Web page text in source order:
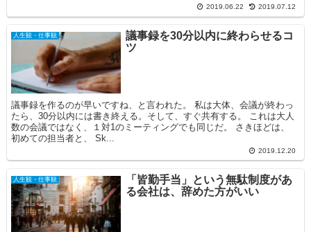
2019.06.22 2019.07.12
人生観・仕事観
議事録を30分以内に終わらせるコ
ツ
議事録を作るのが早いですね、と言われた。 私は大体、会議が終わっ
たら、30分以内には書き終える。そして、すぐ共有する。 これは大人
数の会議ではなく、１対1のミーティングでも同じだ。 さきほどは、
初めての担当者と、 Sk...
2019.12.20
人生観・仕事観
「皆勤手当」という無駄制度があ
る会社は、辞めた方がいい